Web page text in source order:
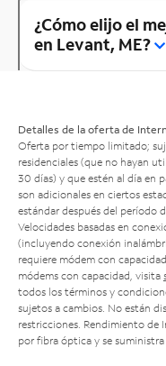
¿Cómo elijo el
en Levant, ME?
Detalles de la oferta de
Oferta por tiempo limitado;
residenciales (que no hayan
30 días) y que estén al día en
son adicionales en ciertos
estándar después del período
Velocidades basadas en
(incluyendo conexión
requiere módem con
módems con capacidad, visita
todos los términos y
sujetos a cambios. No están
restricciones. Rendimiento de
por fibra óptica y se